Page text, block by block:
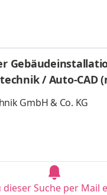
/ Auto-CAD
GmbH & Co. KG
dieser Suche per Mail